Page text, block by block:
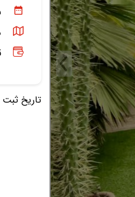
تاریخ ثبت آگهی: